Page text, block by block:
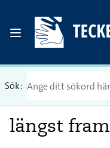
Sök:
längst fram